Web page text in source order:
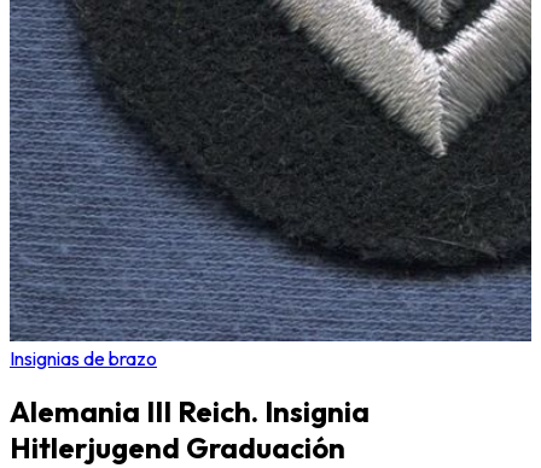
Insignias de brazo
Alemania III Reich. Insignia
Hitlerjugend Graduación